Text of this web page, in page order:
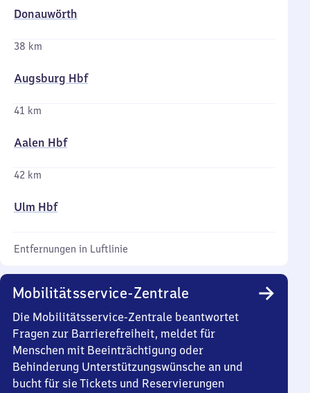
Donauwörth
38 km
Augsburg Hbf
41 km
Aalen Hbf
42 km
Ulm Hbf
Entfernungen in Luftlinie
Mobilitätsservice-Zentrale
Die Mobilitätsservice-Zentrale beantwortet
Fragen zur Barrierefreiheit, meldet für
Menschen mit Beeinträchtigung oder
Behinderung Unterstützungswünsche an und
bucht für sie Tickets und Reservierungen